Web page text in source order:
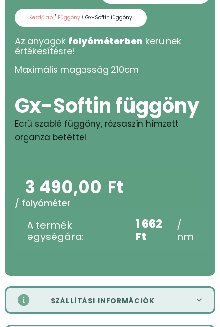
Kezdőlap / Függöny / Gx-Softin függöny
Az anyagok folyóméterben kerülnek
értékesítésre!
Maximális magasság 210cm
Gx-Softin függöny
Ecrü szablé függöny, rózsaszín hímzett
organza betéttel
3 490,00 Ft
/ folyóméter
A termék
egységára:
1 662
Ft
/
nm
SZÁLLÍTÁSI INFORMÁCIÓK